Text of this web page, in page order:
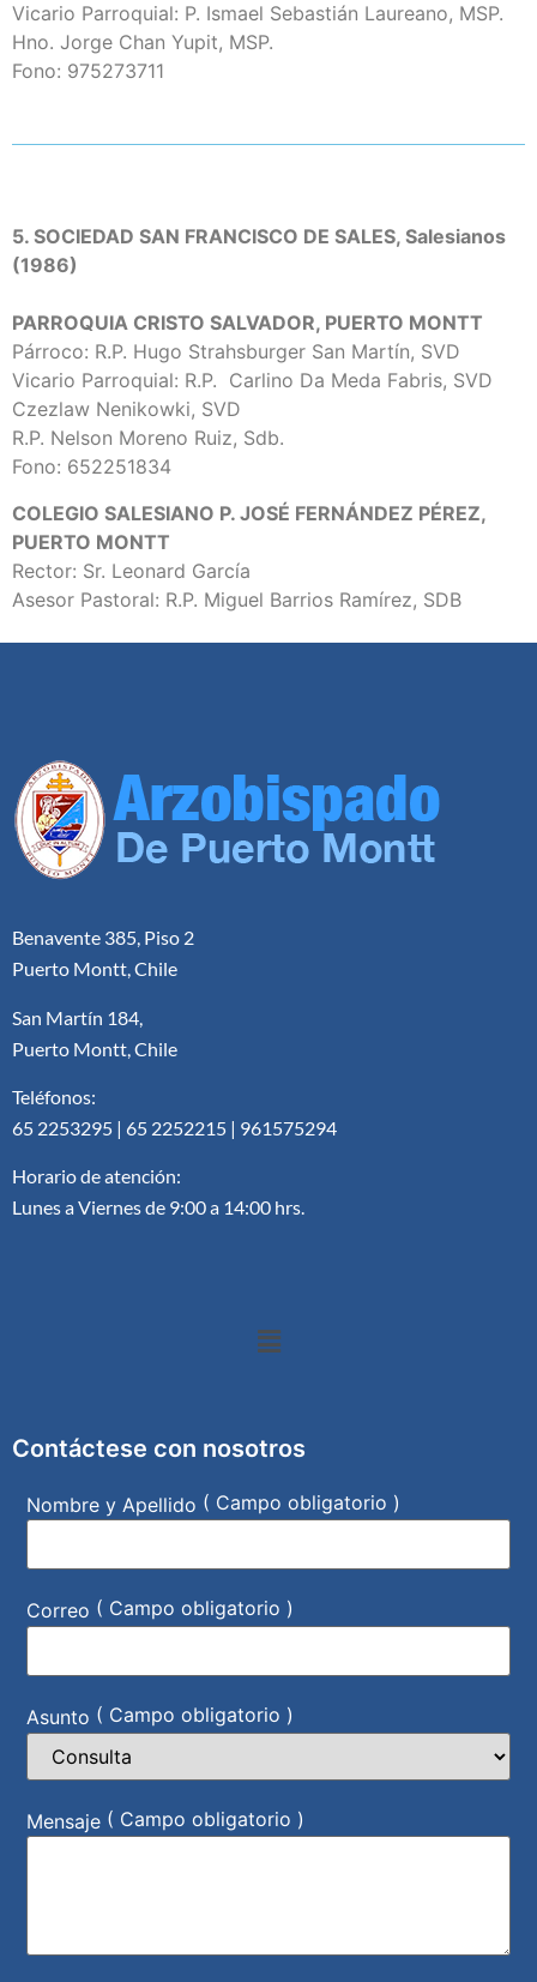
Vicario Parroquial: P. Ismael Sebastián Laureano, MSP.
Hno. Jorge Chan Yupit, MSP.
Fono: 975273711
5. SOCIEDAD SAN FRANCISCO DE SALES, Salesianos
(1986)
PARROQUIA CRISTO SALVADOR, PUERTO MONTT
Párroco: R.P. Hugo Strahsburger San Martín, SVD
Vicario Parroquial: R.P. Carlino Da Meda Fabris, SVD
Czezlaw Nenikowki, SVD
R.P. Nelson Moreno Ruiz, Sdb.
Fono: 652251834
COLEGIO SALESIANO P. JOSÉ FERNÁNDEZ PÉREZ,
PUERTO MONTT
Rector: Sr. Leonard García
Asesor Pastoral: R.P. Miguel Barrios Ramírez, SDB
Benavente 385, Piso 2
Puerto Montt, Chile
San Martín 184,
Puerto Montt, Chile
Teléfonos:
65 2253295 | 65 2252215 | 961575294
Horario de atención:
Lunes a Viernes de 9:00 a 14:00 hrs.
Contáctese con nosotros
Nombre y Apellido ( Campo obligatorio )
Correo ( Campo obligatorio )
Asunto ( Campo obligatorio )
Mensaje ( Campo obligatorio )